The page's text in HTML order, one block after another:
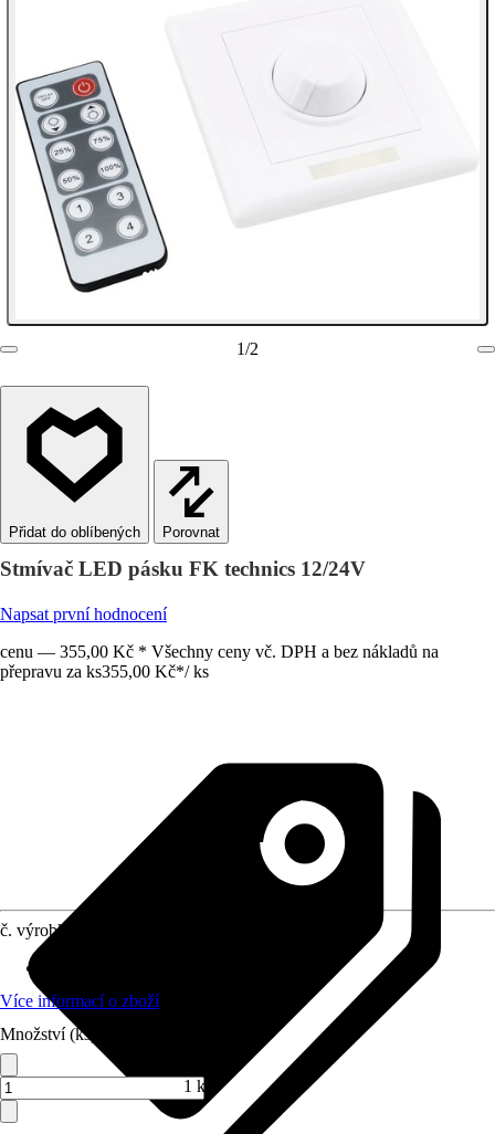
1/2
Porovnat
Stmívač LED pásku FK technics 12/24V
Napsat první hodnocení
cenu — 355,00 Kč * Všechny ceny vč. DPH a bez nákladů na
přepravu za ks355,00 Kč*/ ks
č. výrobku
Více informací o zboží
Množství (ks)
1 ks